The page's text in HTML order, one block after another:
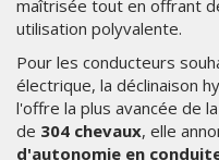
maîtrisée tout en offrant
utilisation polyvalente.
Pour les conducteurs
électrique, la déclinaison
l'offre la plus avancée de
de 304 chevaux, elle
d'autonomie en